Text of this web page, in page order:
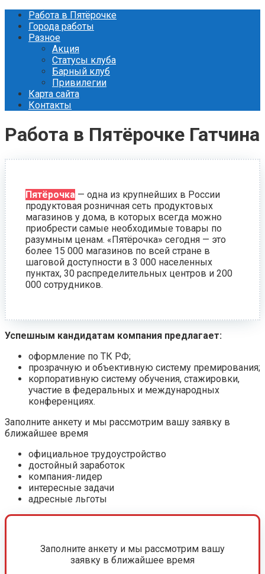
Перейти
контенту
Работа в Пятёрочке
Города работы
Разное
Акция
Статусы клуба
Барный клуб
Привилегии
Карта сайта
Контакты
Работа в Пятёрочке Гатчина
Пятёрочка — одна из крупнейших в России
продуктовая розничная сеть продуктовых
магазинов у дома, в которых всегда можно
приобрести самые необходимые товары по
разумным ценам. «Пятёрочка» сегодня — это
более 15 000 магазинов по всей стране в
шаговой доступности в 3 000 населенных
пунктах, 30 распределительных центров и 200
000 сотрудников.
Успешным кандидатам компания предлагает:
оформление по ТК РФ;
прозрачную и объективную систему премирования;
корпоративную систему обучения, стажировки,
участие в федеральных и международных
конференциях.
Заполните анкету и мы рассмотрим вашу заявку в
ближайшее время
официальное трудоустройство
достойный заработок
компания-лидер
интересные задачи
адресные льготы
Заполните анкету и мы рассмотрим вашу
заявку в ближайшее время